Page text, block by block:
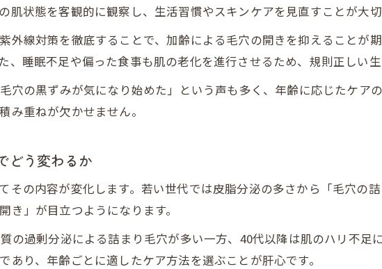
一度開いた毛穴は本当に戻せるのか
開いた毛穴は本当に元に戻るのか検証
毛穴の開きを戻すための正しいアプロー
スキンケアで毛穴はどこまで改善できる
40代から始める毛穴ケアの基本とコツ
保湿と紫外線対策が毛穴に与える影響
毎日の洗顔で毛穴トラブルを防ぐ方法
肌状態を客観的に観察し、生活習慣やスキンケアを見直すことが大切
外線対策を徹底することで、加齢による毛穴の開きを抑えることが
、睡眠不足や偏った食事も肌の老化を進行させるため、規則正しい生
穴の黒ずみが気になり始めた」という声も多く、年齢に応じたケア
み重ねが欠かせません。
どう変わるか
その内容が変化します。若い世代では皮脂分泌の多さから「毛穴の
き」が目立つようになります。
の過剰分泌による詰まり毛穴が多い一方、40代以降は肌のハリ不足
あり、年齢ごとに適したケア方法を選ぶことが肝心です。